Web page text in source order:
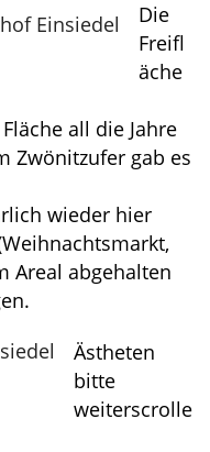
Die
Freifl
äche
all die Jahre
Zwönitzufer gab es
wieder hier
Areal abgehalten
Ästheten
bitte
weiterscrolle